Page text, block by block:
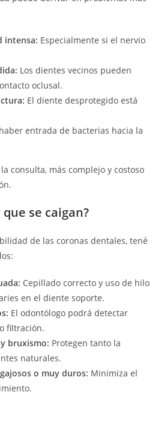
intensa: Especialmente si el nervio
Los dientes vecinos pueden
oclusal.
El diente desprotegido está
entrada de bacterias hacia la
consulta, más complejo y costoso
se caigan?
de las coronas dentales, tené
Cepillado correcto y uso de hilo
en el diente soporte.
El odontólogo podrá detectar
filtración.
bruxismo: Protegen tanto la
naturales.
o muy duros: Minimiza el